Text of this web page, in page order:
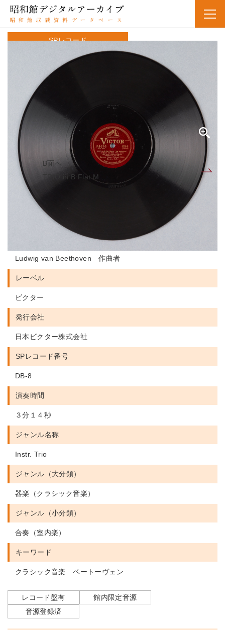
SPレコード
TRIO in B Flat Major ”The Arch － Duke”（サンジ
ュウソウキョク－ヘンロチョウチョウ－「タイコウ」～ソノ3）
（Beethoven， Op．97） 2nd Mov． － Scherzo －
Allegro
資料番号：SPH2991301434A
TRIO in B Flat Major "The Arch - Duke"（三重奏曲-變
ロ長調-「大公」~其三）（Beethoven, Op.97） 2nd
Mov. - Scherzo - Allegro
A面
B面へ
TRIO in B Flat M...
人名・団体名
Alfred Cortot 演奏者
Jacques Thibaud 演奏者
Ludwig van Beethoven 作曲者
レーベル
ビクター
発行会社
日本ビクター株式会社
SPレコード番号
DB-8
演奏時間
３分１４秒
ジャンル名称
Instr. Trio
ジャンル（大分類）
器楽（クラシック音楽）
ジャンル（小分類）
合奏（室内楽）
キーワード
クラシック音楽 ベートーヴェン
レコード盤有
館内限定音源
音源登録済